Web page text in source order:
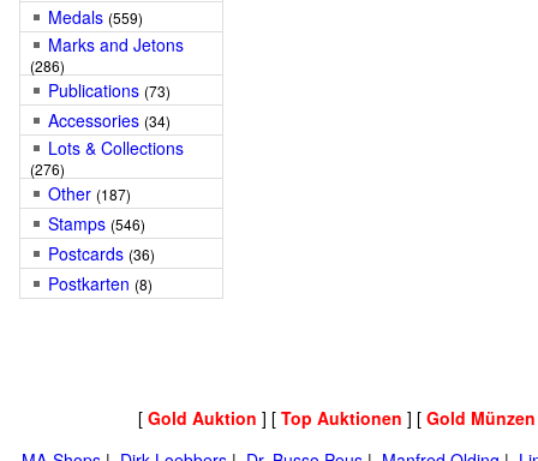
Medals (559)
Marks and Jetons
(286)
Publications (73)
Accessories (34)
Lots & Collections
(276)
Other (187)
Stamps (546)
Postcards (36)
Postkarten (8)
[ Gold Auktion ] [ Top Auktionen ] [ Gold